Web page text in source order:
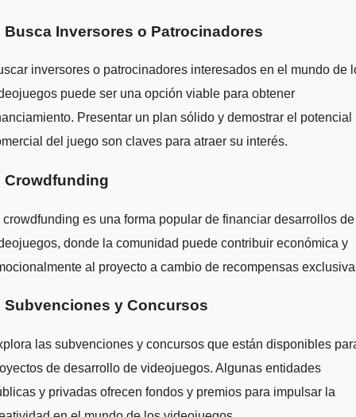
Busca Inversores o Patrocinadores
inversores o patrocinadores interesados en el mundo de
puede ser una opción viable para obtener
Presentar un plan sólido y demostrar el potencial
del juego son claves para atraer su interés.
Crowdfunding
crowdfunding es una forma popular de financiar desarrollos de
donde la comunidad puede contribuir económica y
al proyecto a cambio de recompensas
Subvenciones y Concursos
las subvenciones y concursos que están disponibles
de desarrollo de videojuegos. Algunas entidades
y privadas ofrecen fondos y premios para impulsar la